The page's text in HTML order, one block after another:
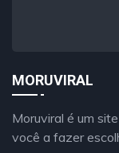
MORUVIRAL
Moruviral é um
você a fazer